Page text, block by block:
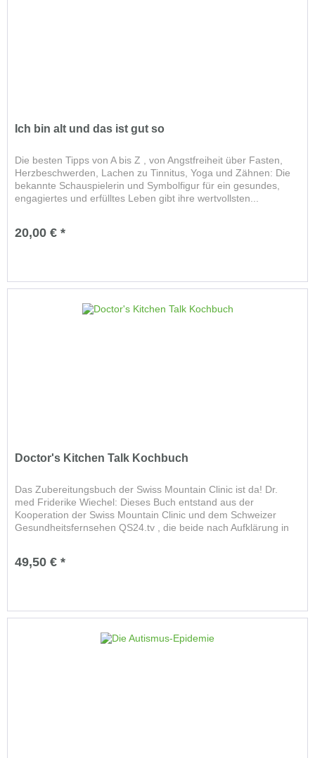
Ich bin alt und das ist gut so
Die besten Tipps von A bis Z , von Angstfreiheit über Fasten,
Herzbeschwerden, Lachen zu Tinnitus, Yoga und Zähnen: Die
bekannte Schauspielerin und Symbolfigur für ein gesundes,
engagiertes und erfülltes Leben gibt ihre wertvollsten...
20,00 € *
Doctor's Kitchen Talk Kochbuch
Das Zubereitungsbuch der Swiss Mountain Clinic ist da! Dr.
med Friderike Wiechel: Dieses Buch entstand aus der
Kooperation der Swiss Mountain Clinic und dem Schweizer
Gesundheitsfernsehen QS24.tv , die beide nach Aufklärung in
49,50 € *